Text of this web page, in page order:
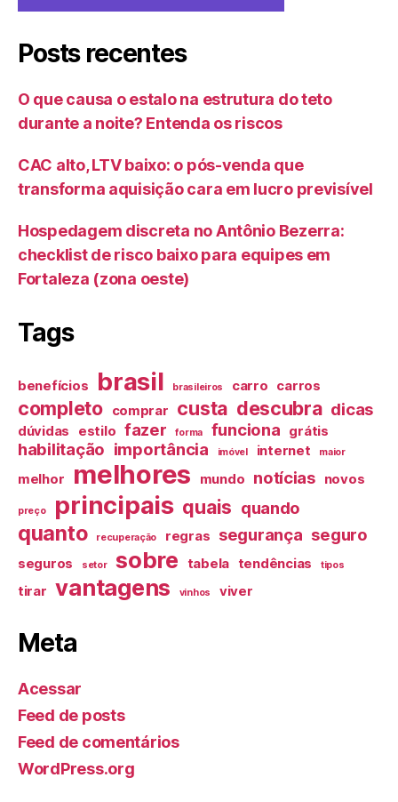
Posts recentes
O que causa o estalo na estrutura do teto
durante a noite? Entenda os riscos
CAC alto, LTV baixo: o pós-venda que
transforma aquisição cara em lucro previsível
Hospedagem discreta no Antônio Bezerra:
checklist de risco baixo para equipes em
Fortaleza (zona oeste)
Tags
benefícios brasil brasileiros carro carros
completo comprar custa descubra dicas
dúvidas estilo fazer forma funciona grátis
habilitação importância imóvel internet maior
melhor melhores mundo notícias novos
preço principais quais quando
quanto recuperação regras segurança seguro
seguros setor sobre tabela tendências tipos
tirar vantagens vinhos viver
Meta
Acessar
Feed de posts
Feed de comentários
WordPress.org